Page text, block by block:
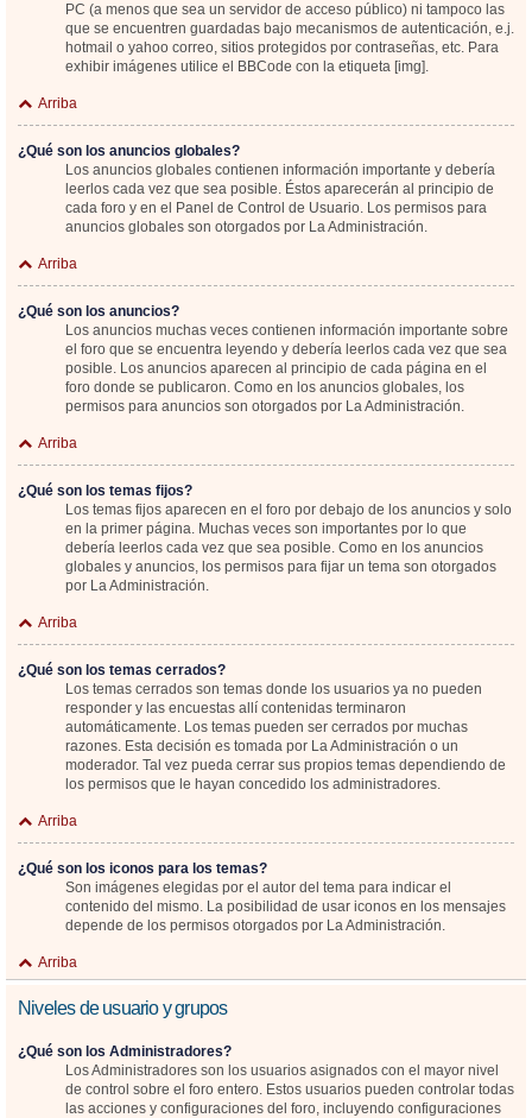
PC (a menos que sea un servidor de acceso público) ni tampoco las
que se encuentren guardadas bajo mecanismos de autenticación, e.j.
hotmail o yahoo correo, sitios protegidos por contraseñas, etc. Para
exhibir imágenes utilice el BBCode con la etiqueta [img].
Arriba
¿Qué son los anuncios globales?
Los anuncios globales contienen información importante y debería
leerlos cada vez que sea posible. Éstos aparecerán al principio de
cada foro y en el Panel de Control de Usuario. Los permisos para
anuncios globales son otorgados por La Administración.
Arriba
¿Qué son los anuncios?
Los anuncios muchas veces contienen información importante sobre
el foro que se encuentra leyendo y debería leerlos cada vez que sea
posible. Los anuncios aparecen al principio de cada página en el
foro donde se publicaron. Como en los anuncios globales, los
permisos para anuncios son otorgados por La Administración.
Arriba
¿Qué son los temas fijos?
Los temas fijos aparecen en el foro por debajo de los anuncios y solo
en la primer página. Muchas veces son importantes por lo que
debería leerlos cada vez que sea posible. Como en los anuncios
globales y anuncios, los permisos para fijar un tema son otorgados
por La Administración.
Arriba
¿Qué son los temas cerrados?
Los temas cerrados son temas donde los usuarios ya no pueden
responder y las encuestas allí contenidas terminaron
automáticamente. Los temas pueden ser cerrados por muchas
razones. Esta decisión es tomada por La Administración o un
moderador. Tal vez pueda cerrar sus propios temas dependiendo de
los permisos que le hayan concedido los administradores.
Arriba
¿Qué son los iconos para los temas?
Son imágenes elegidas por el autor del tema para indicar el
contenido del mismo. La posibilidad de usar iconos en los mensajes
depende de los permisos otorgados por La Administración.
Arriba
Niveles de usuario y grupos
¿Qué son los Administradores?
Los Administradores son los usuarios asignados con el mayor nivel
de control sobre el foro entero. Estos usuarios pueden controlar todas
las acciones y configuraciones del foro, incluyendo configuraciones